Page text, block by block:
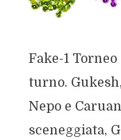
Fake-1
turno.
Nepo e
sceneggiata,